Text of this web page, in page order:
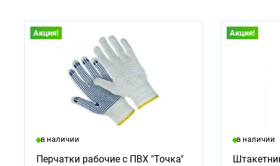
Акция!
в наличии
Перчатки рабочие с ПВХ "Точка"
Акция!
в наличии